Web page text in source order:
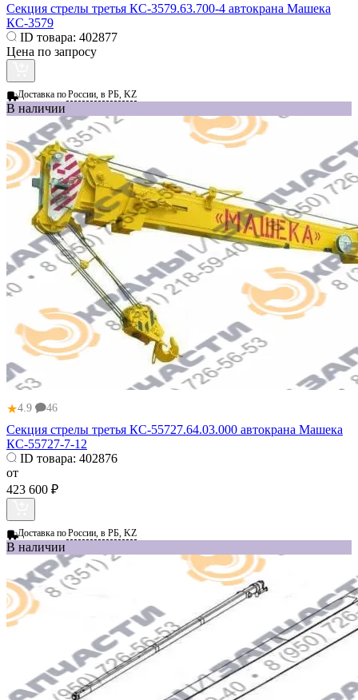
Секция стрелы третья КС-3579.63.700-4 автокрана Машека
КС-3579
ID товара: 402877
Цена по запросу
Доставка поРоссии, в РБ, KZ
В наличии
★4.9 46
Секция стрелы третья КС-55727.64.03.000 автокрана Машека
КС-55727-7-12
ID товара: 402876
от
423 600 ₽
Доставка поРоссии, в РБ, KZ
В наличии